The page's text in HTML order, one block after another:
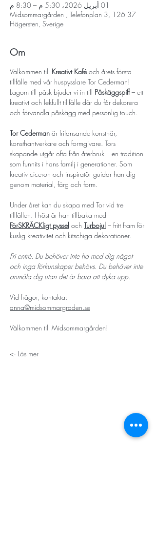
01 أبريل 2026، 5:30 م – 8:30 م
Midsommargården , Telefonplan 3, 126 37
Hägersten, Sverige
Om
Välkommen till Kreativt Kafé och årets första
tillfälle med vår huspysslare Tor Cederman!
Lagom till påsk bjuder vi in till Påskäggspiff – ett
kreativt och lekfullt tillfälle där du får dekorera
och förvandla påskägg med personlig touch.
Tor Cederman är frilansande konstnär,
konsthantverkare och formgivare. Tors
skapande utgår ofta från återbruk – en tradition
som funnits i hans familj i generationer. Som
kreativ ciceron och inspiratör guidar han dig
genom material, färg och form.
Under året kan du skapa med Tor vid tre
tillfällen. I höst är han tillbaka med
FörSKRÄCKligt pyssel och Turbojul – fritt fram för
kuslig kreativitet och kitschiga dekorationer.
Fri entré. Du behöver inte ha med dig något
och inga förkunskaper behövs. Du behöver inte
anmäla dig utan det är bara att dyka upp.
Vid frågor, kontakta:
anna@midsommargraden.se
Välkommen till Midsommargården!
Läs mer ->